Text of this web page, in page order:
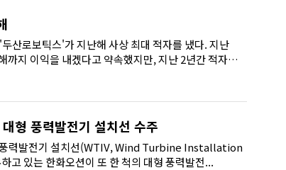
산로보틱스'가 지난해 사상 최대 적자를 냈다. 지난
까지 이익을 내겠다고 약속했지만, 지난 2년간 적자폭
형 풍력발전기 설치선 수주
풍력발전기 설치선(WTIV, Wind Turbine Installation
고 있는 한화오션이 또 한 척의 대형 풍력발전...